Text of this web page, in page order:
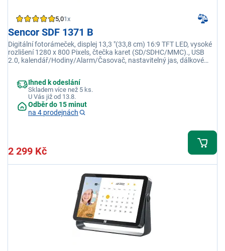
5,01x
Sencor SDF 1371 B
Digitální fotorámeček, displej 13,3 "(33,8 cm) 16:9 TFT LED, vysoké
rozlišení 1280 x 800 Pixels, čtečka karet (SD/SDHC/MMC)., USB
2.0, kalendář/Hodiny/Alarm/Časovač, nastavitelný jas, dálkové
Ihned k odeslání
Skladem více než 5 ks.
U Vás již od 13.8.
Odběr do 15 minut
na 4 prodejnách
2 299 Kč